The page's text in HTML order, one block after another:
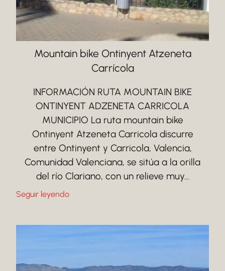
Mountain bike Ontinyent Atzeneta
Carrícola
INFORMACIÓN RUTA MOUNTAIN BIKE
ONTINYENT ADZENETA CARRICOLA
MUNICIPIO La ruta mountain bike
Ontinyent Atzeneta Carricola discurre
entre Ontinyent y Carricola, Valencia,
Comunidad Valenciana, se sitúa a la orilla
del río Clariano, con un relieve muy…
Seguir leyendo